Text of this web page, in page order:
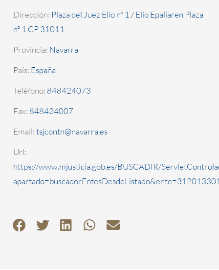
Dirección: Plaza del Juez Elío nº 1 / Elío Epaliaren Plaza
nº 1 CP 31011
Provincia: Navarra
País: España
Teléfono: 848424073
Fax: 848424007
Email:tsjcontn@navarra.es
Url:
https://www.mjusticia.gob.es/BUSCADIR/